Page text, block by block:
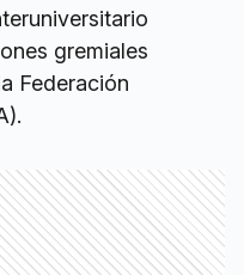
gremiales
Federación